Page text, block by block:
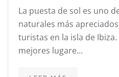
La puesta de sol es uno
naturales más
turistas en la isla de
mejores lugare...